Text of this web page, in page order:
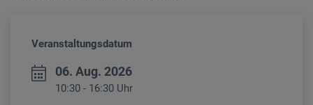
Veranstaltungsdatum
06. Aug. 2026
10:30 - 16:30 Uhr